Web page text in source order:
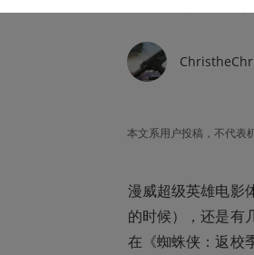
本文系用户投稿，不代表
漫威超级英雄电影
的时候），还是有
在《蜘蛛侠：返校